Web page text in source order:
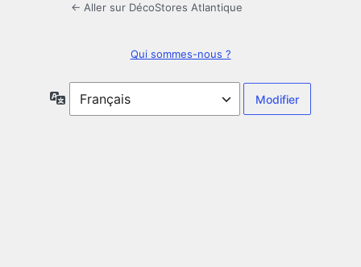
← Aller sur DécoStores Atlantique
Qui sommes-nous ?
Langue